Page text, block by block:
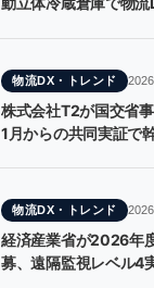
物流DX・トレンド
株式会社T2が国交省
1月からの共同実証で
物流DX・トレンド
経済産業省が2026年
募、遠隔監視レベル4